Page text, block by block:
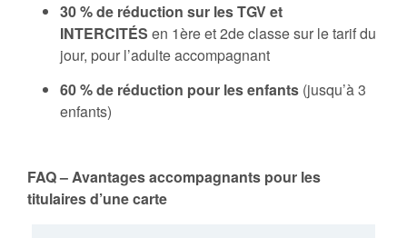
30 % de réduction sur les TGV et
INTERCITÉS en 1ère et 2de classe sur le tarif du
jour, pour l’adulte accompagnant
60 % de réduction pour les enfants (jusqu’à 3
enfants)
FAQ – Avantages accompagnants pour les
titulaires d’une carte